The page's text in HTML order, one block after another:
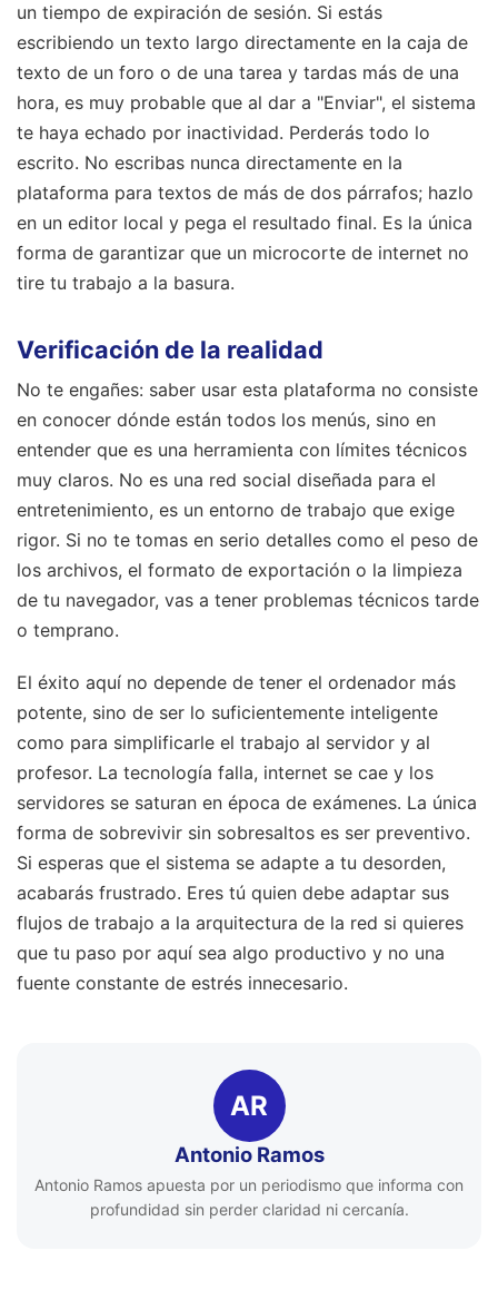
un tiempo de expiración de sesión. Si estás
escribiendo un texto largo directamente en la caja de
texto de un foro o de una tarea y tardas más de una
hora, es muy probable que al dar a "Enviar", el sistema
te haya echado por inactividad. Perderás todo lo
escrito. No escribas nunca directamente en la
plataforma para textos de más de dos párrafos; hazlo
en un editor local y pega el resultado final. Es la única
forma de garantizar que un microcorte de internet no
tire tu trabajo a la basura.
Verificación de la realidad
No te engañes: saber usar esta plataforma no consiste
en conocer dónde están todos los menús, sino en
entender que es una herramienta con límites técnicos
muy claros. No es una red social diseñada para el
entretenimiento, es un entorno de trabajo que exige
rigor. Si no te tomas en serio detalles como el peso de
los archivos, el formato de exportación o la limpieza
de tu navegador, vas a tener problemas técnicos tarde
o temprano.
El éxito aquí no depende de tener el ordenador más
potente, sino de ser lo suficientemente inteligente
como para simplificarle el trabajo al servidor y al
profesor. La tecnología falla, internet se cae y los
servidores se saturan en época de exámenes. La única
forma de sobrevivir sin sobresaltos es ser preventivo.
Si esperas que el sistema se adapte a tu desorden,
acabarás frustrado. Eres tú quien debe adaptar sus
flujos de trabajo a la arquitectura de la red si quieres
que tu paso por aquí sea algo productivo y no una
fuente constante de estrés innecesario.
AR
Antonio Ramos
Antonio Ramos apuesta por un periodismo que informa con
profundidad sin perder claridad ni cercanía.